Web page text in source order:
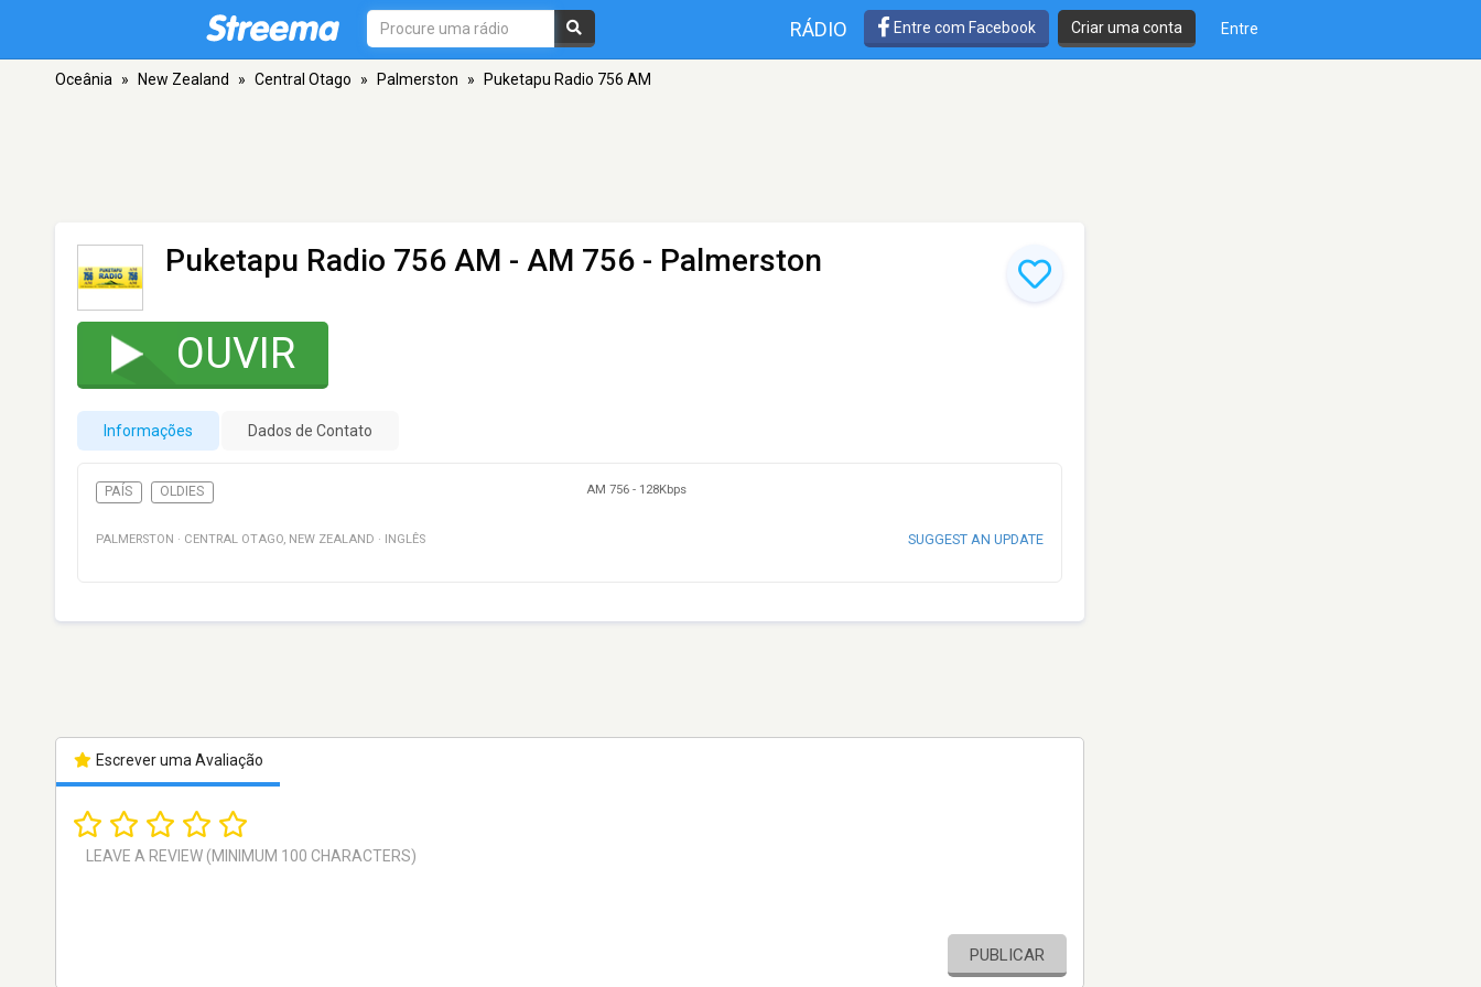
RÁDIO Entre com Facebook Criar uma conta Entre
Oceânia » New Zealand » Central Otago » Palmerston » Puketapu Radio 756 AM
Puketapu Radio 756 AM - AM 756 - Palmerston
OUVIR
Informações Dados de Contato
PAÍS OLDIES AM 756 - 128Kbps
PALMERSTON · CENTRAL OTAGO, NEW ZEALAND · INGLÊS SUGGEST AN UPDATE
Escrever uma Avaliação
PUBLICAR